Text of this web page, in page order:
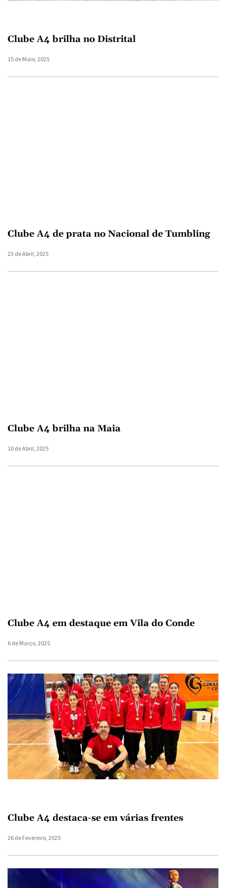
Clube A4 brilha no Distrital
15 de Maio, 2025
Clube A4 de prata no Nacional de Tumbling
23 de Abril, 2025
Clube A4 brilha na Maia
10 de Abril, 2025
Clube A4 em destaque em Vila do Conde
6 de Março, 2025
Clube A4 destaca-se em várias frentes
26 de Fevereiro, 2025